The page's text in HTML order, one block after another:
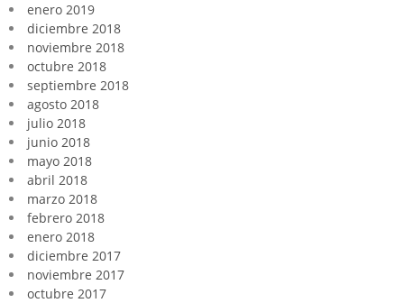
enero 2019
diciembre 2018
noviembre 2018
octubre 2018
septiembre 2018
agosto 2018
julio 2018
junio 2018
mayo 2018
abril 2018
marzo 2018
febrero 2018
enero 2018
diciembre 2017
noviembre 2017
octubre 2017